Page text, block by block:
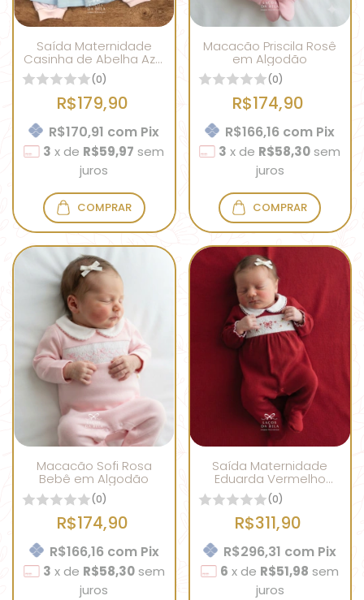
Saída Maternidade
Casinha de Abelha Azul
Bebê Gola Matamê
(0)
R$179,90
R$170,91 com Pix
3 x de R$59,97 sem
juros
COMPRAR
Macacão Priscila Rosê
em Algodão
(0)
R$174,90
R$166,16 com Pix
3 x de R$58,30 sem
juros
COMPRAR
Macacão Sofi Rosa
Bebê em Algodão
(0)
R$174,90
R$166,16 com Pix
3 x de R$58,30 sem
juros
Saída Maternidade
Eduarda Vermelho
Bordô
(0)
R$311,90
R$296,31 com Pix
6 x de R$51,98 sem
juros